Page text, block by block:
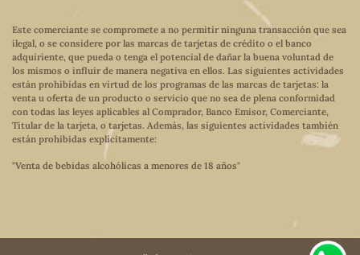
Este comerciante se compromete a no permitir ninguna transacción que sea
ilegal, o se considere por las marcas de tarjetas de crédito o el banco
adquiriente, que pueda o tenga el potencial de dañar la buena voluntad de
los mismos o influir de manera negativa en ellos. Las siguientes actividades
están prohibidas en virtud de los programas de las marcas de tarjetas: la
venta u oferta de un producto o servicio que no sea de plena conformidad
con todas las leyes aplicables al Comprador, Banco Emisor, Comerciante,
Titular de la tarjeta, o tarjetas. Además, las siguientes actividades también
están prohibidas explícitamente:
"Venta de bebidas alcohólicas a menores de 18 años"